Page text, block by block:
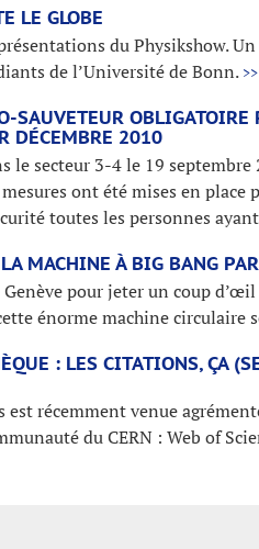
LE GLOBE
du Physikshow. Un
de l’Université de Bonn. >>
SAUVETEUR OBLIGATOIRE
DÉCEMBRE 2010
le secteur 3-4 le 19
ont été mises en
toutes les personnes
MACHINE À BIG BANG
pour jeter un coup
énorme machine circulaire
: LES CITATIONS, ÇA
est récemment venue
du CERN : Web of